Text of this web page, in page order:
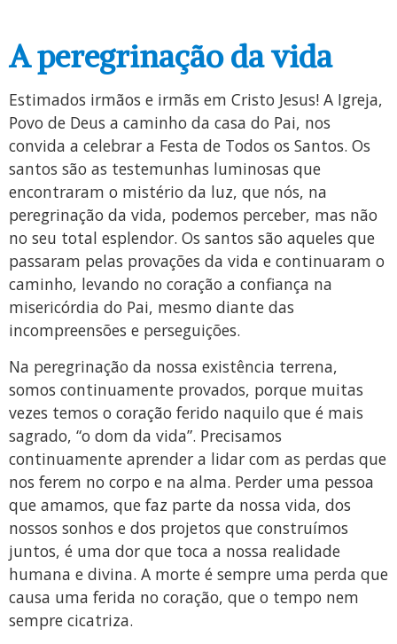
A peregrinação da vida
Estimados irmãos e irmãs em Cristo Jesus! A Igreja,
Povo de Deus a caminho da casa do Pai, nos
convida a celebrar a Festa de Todos os Santos. Os
santos são as testemunhas luminosas que
encontraram o mistério da luz, que nós, na
peregrinação da vida, podemos perceber, mas não
no seu total esplendor. Os santos são aqueles que
passaram pelas provações da vida e continuaram o
caminho, levando no coração a confiança na
misericórdia do Pai, mesmo diante das
incompreensões e perseguições.
Na peregrinação da nossa existência terrena,
somos continuamente provados, porque muitas
vezes temos o coração ferido naquilo que é mais
sagrado, “o dom da vida”. Precisamos
continuamente aprender a lidar com as perdas que
nos ferem no corpo e na alma. Perder uma pessoa
que amamos, que faz parte da nossa vida, dos
nossos sonhos e dos projetos que construímos
juntos, é uma dor que toca a nossa realidade
humana e divina. A morte é sempre uma perda que
causa uma ferida no coração, que o tempo nem
sempre cicatriza.